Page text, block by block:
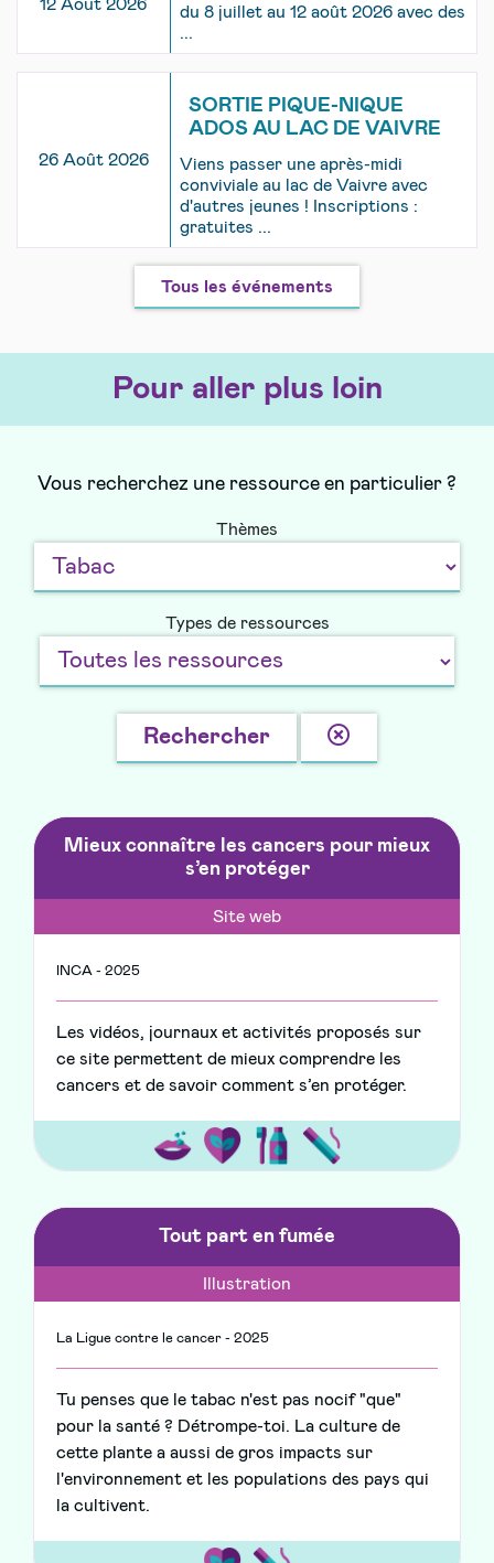
12 Août 2026
du 8 juillet au 12 août 2026 avec des
...
26 Août 2026
SORTIE PIQUE-NIQUE
ADOS AU LAC DE VAIVRE
Viens passer une après-midi
conviviale au lac de Vaivre avec
d'autres jeunes ! Inscriptions :
gratuites ...
Tous les événements
Pour aller plus loin
Vous recherchez une ressource en particulier ?
Thèmes
Types de ressources
Rechercher
la
Mieux connaître les cancers pour mieux
s’en protéger
Site web
INCA - 2025
Les vidéos, journaux et activités proposés sur
ce site permettent de mieux comprendre les
cancers et de savoir comment s’en protéger.
Tout part en fumée
Illustration
La Ligue contre le cancer - 2025
Tu penses que le tabac n'est pas nocif "que"
pour la santé ? Détrompe-toi. La culture de
cette plante a aussi de gros impacts sur
l'environnement et les populations des pays qui
la cultivent.